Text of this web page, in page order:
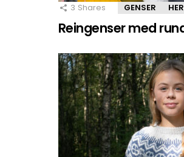
3 Shares GENSER
Reingenser med